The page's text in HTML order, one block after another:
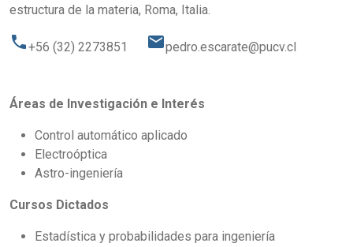
estructura de la materia, Roma, Italia.
phone+56 (32) 2273851 emailpedro.escarate@pucv.cl
Áreas de Investigación e Interés
Control automático aplicado
Electroóptica
Astro-ingeniería
Cursos Dictados
Estadística y probabilidades para ingeniería